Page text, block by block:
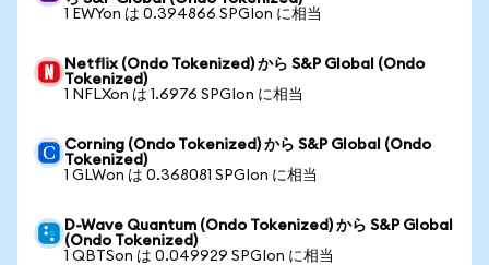
1 EWYon は 0.394866 SPGIon に相当
Netflix (Ondo Tokenized) から S&P Global (Ondo
Tokenized)
1 NFLXon は 1.6976 SPGIon に相当
Corning (Ondo Tokenized) から S&P Global (Ondo
Tokenized)
1 GLWon は 0.368081 SPGIon に相当
D-Wave Quantum (Ondo Tokenized) から S&P Global
(Ondo Tokenized)
1 QBTSon は 0.049929 SPGIon に相当